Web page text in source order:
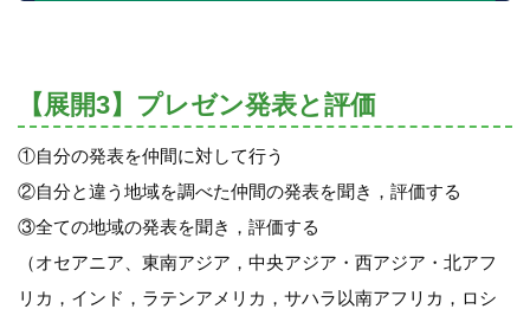
【展開3】プレゼン発表と評価
①自分の発表を仲間に対して行う
②自分と違う地域を調べた仲間の発表を聞き，評価する
③全ての地域の発表を聞き，評価する
（オセアニア、東南アジア，中央アジア・西アジア・北アフ
リカ，インド，ラテンアメリカ，サハラ以南アフリカ，ロシ